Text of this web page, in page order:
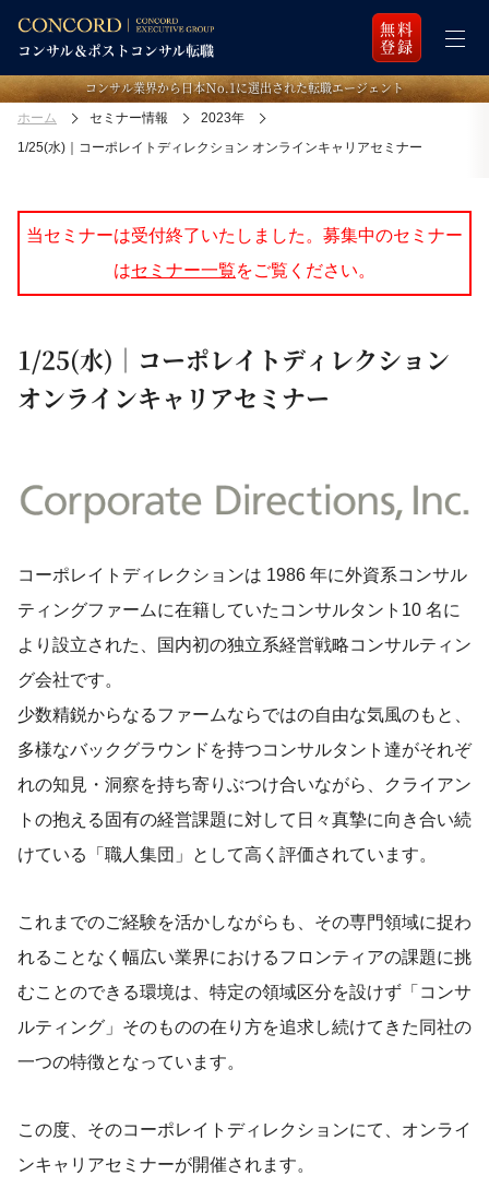
無料
登録
コンサル業界から日本Ｎo.1に選出された転職エージェント
ホーム セミナー情報
2023年
1/25(水)｜コーポレイトディレクション オンラインキャリアセミナー
当セミナーは受付終了いたしました。募集中のセミナー
はセミナー一覧をご覧ください。
1/25(水)｜コーポレイトディレクション
オンラインキャリアセミナー
コーポレイトディレクションは 1986 年に外資系コンサル
ティングファームに在籍していたコンサルタント10 名に
より設立された、国内初の独立系経営戦略コンサルティン
グ会社です。
少数精鋭からなるファームならではの自由な気風のもと、
多様なバックグラウンドを持つコンサルタント達がそれぞ
れの知見・洞察を持ち寄りぶつけ合いながら、クライアン
トの抱える固有の経営課題に対して日々真摯に向き合い続
けている「職人集団」として高く評価されています。
これまでのご経験を活かしながらも、その専門領域に捉わ
れることなく幅広い業界におけるフロンティアの課題に挑
むことのできる環境は、特定の領域区分を設けず「コンサ
ルティング」そのものの在り方を追求し続けてきた同社の
一つの特徴となっています。
この度、そのコーポレイトディレクションにて、オンライ
ンキャリアセミナーが開催されます。